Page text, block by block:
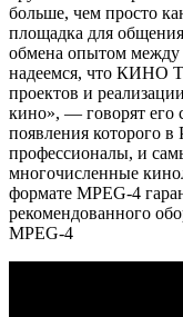
больше, чем просто
площадка для
обмена опытом
надеемся, что КИНО
проектов и
кино», — говорят
появления которого
профессионалы, и
многочисленные
формате MPEG-4
рекомендованного
MPEG-4